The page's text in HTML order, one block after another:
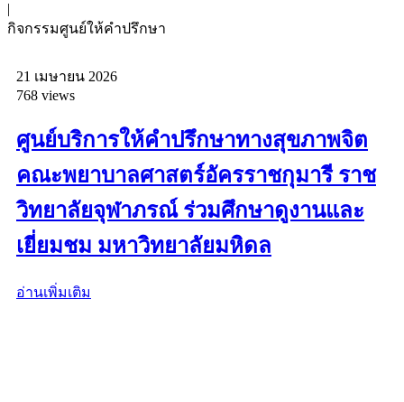
|
กิจกรรมศูนย์ให้คำปรึกษา
21 เมษายน 2026
768 views
ศูนย์บริการให้คำปรึกษาทางสุขภาพจิต
คณะพยาบาลศาสตร์อัครราชกุมารี ราช
วิทยาลัยจุฬาภรณ์ ร่วมศึกษาดูงานและ
เยี่ยมชม มหาวิทยาลัยมหิดล
อ่านเพิ่มเติม